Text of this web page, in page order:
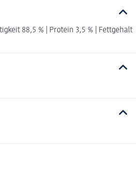
88,5 % | Protein 3,5 % | Fettgehalt